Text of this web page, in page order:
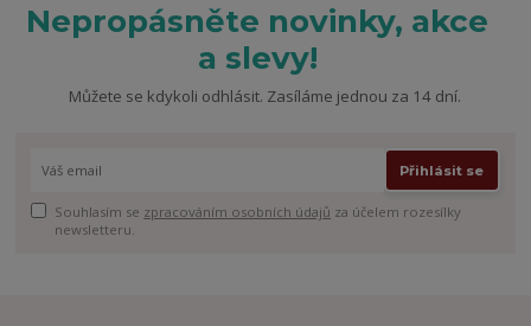
Nepropásněte novinky, akce
a slevy!
Můžete se kdykoli odhlásit. Zasíláme jednou za 14 dní.
Přihlásit se
Souhlasím se zpracováním osobních údajů za účelem rozesílky
newsletteru.